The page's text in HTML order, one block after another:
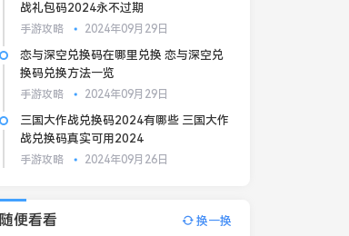
战礼包码2024永不过期
手游攻略 2024年09月29日
恋与深空兑换码在哪里兑换 恋与深空兑
换码兑换方法一览
手游攻略 2024年09月29日
三国大作战兑换码2024有哪些 三国大作
战兑换码真实可用2024
手游攻略 2024年09月26日
随便看看 换一换